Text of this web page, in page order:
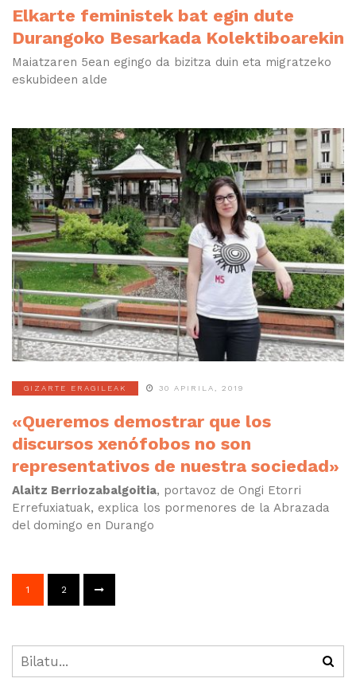
Elkarte feministek bat egin dute
Durangoko Besarkada Kolektiboarekin
Maiatzaren 5ean egingo da bizitza duin eta migratzeko
eskubideen alde
GIZARTE ERAGILEAK 30 APIRILA, 2019
«Queremos demostrar que los
discursos xenófobos no son
representativos de nuestra sociedad»
Alaitz Berriozabalgoitia, portavoz de Ongi Etorri
Errefuxiatuak, explica los pormenores de la Abrazada
del domingo en Durango
1 2